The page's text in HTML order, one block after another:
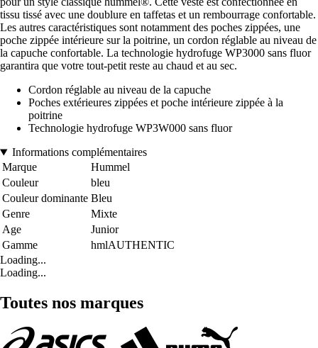
tissu tissé avec une doublure en taffetas et un rembourrage confortable.
Les autres caractéristiques sont notamment des poches zippées, une
poche zippée intérieure sur la poitrine, un cordon réglable au niveau de
la capuche confortable. La technologie hydrofuge WP3000 sans fluor
garantira que votre tout-petit reste au chaud et au sec.
Cordon réglable au niveau de la capuche
Poches extérieures zippées et poche intérieure zippée à la
poitrine
Technologie hydrofuge WP3W000 sans fluor
Informations complémentaires
Marque
Hummel
Couleur
bleu
Couleur dominante Bleu
Genre
Mixte
Age
Junior
Gamme
hmlAUTHENTIC
Loading...
Loading...
Toutes nos marques